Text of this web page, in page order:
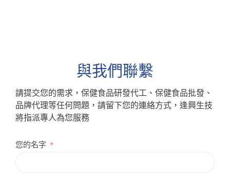
與我們聯繫
請提交您的需求，保健食品研發代工、保健食品批發、
品牌代理等任何問題，請留下您的連絡方式，逢興生技
將指派專人為您服務
您的名字